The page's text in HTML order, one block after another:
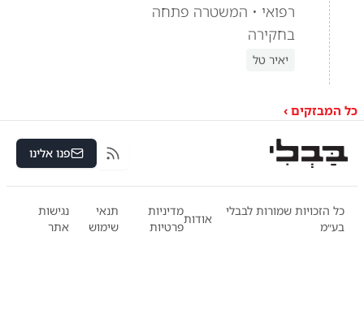
רפואי • המשטרה פתחה
בחקירה
יאיר טל
כל המבזקים ›
RSS פנו אלינו
כל הזכויות שמורות לבבלי
בע״מ
אודות
מדיניות
פרטיות
תנאי
שימוש
נגישות
אתר